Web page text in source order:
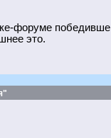
форуме
это.